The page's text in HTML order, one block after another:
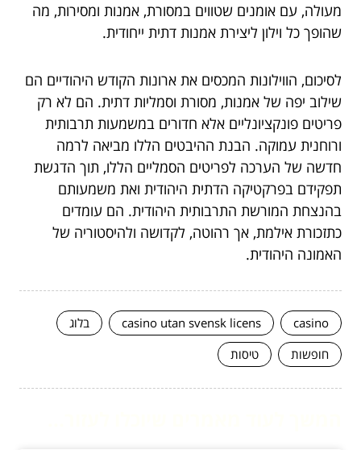
מעולה, עם אומנים שטווים במסורת, אמנות ומסירות, מה
שהופך כל וילון ליצירת אמנות דתית ייחודית.
לסיכום, הווילונות המכסים את ארונות הקודש היהודיים הם
שילוב יפה של אמנות, מסורת וסמליות דתית. הם לא רק
פריטים פונקציונליים אלא חדורים במשמעות תרבותית
ורוחנית עמוקה. הבנת ההיבטים הללו מביאה לרמה
חדשה של הערכה לפריטים הסמליים הללו, תוך הדגשת
תפקידם בפרקטיקה הדתית היהודית ואת משמעותם
בהנצחת המורשת התרבותית היהודית. הם עומדים
כתזכורת אילמת, אך רהוטה, לקדושה ולהיסטוריה של
האמונה היהודית.
casino
casino utan svensk licens
בלוג
חופשות
טיסות